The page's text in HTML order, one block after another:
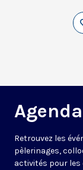
Agenda
Retrouvez les
pèlerinages,
activités pour les